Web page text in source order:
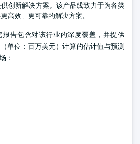
创新解决方案。该产品线致力于为各类
高效、更可靠的解决方案。
报告包含对该行业的深度覆盖，并提供
单位：百万美元）计算的估计值与预测
：